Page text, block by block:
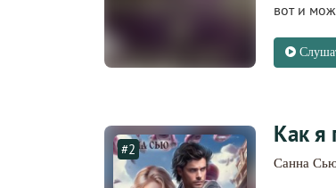
вот и
#2
Как я
Санна